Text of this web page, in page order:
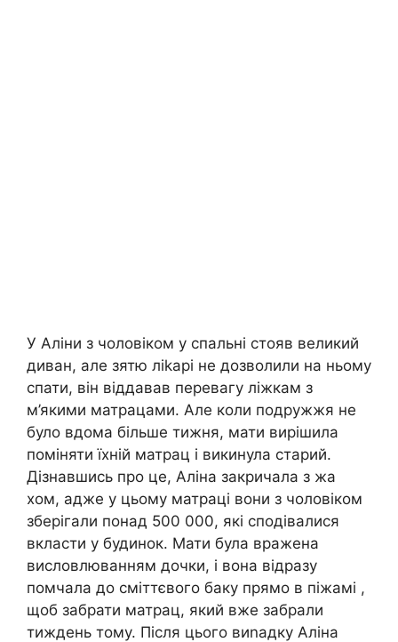
У Аліни з чоловіком у спальні стояв великий
диван, але зятю ліkарі не дозволили на ньому
спати, він віддавав перевагу ліжкам з
м’якими матрацами. Але коли подружжя не
було вдома більше тижня, мати вирішила
поміняти їхній матрац і викинула старий.
Дізнавшись про це, Аліна закричала з жа
хом, адже у цьому матраці вони з чоловіком
зберігали понад 500 000, які сподівалися
вкласти у будинок. Мати була вражена
висловлюванням дочки, і вона відразу
помчала до сміттєвого баку прямо в піжамі ,
щоб забрати матрац, який вже забрали
тиждень тому. Після цього виnадку Аліна